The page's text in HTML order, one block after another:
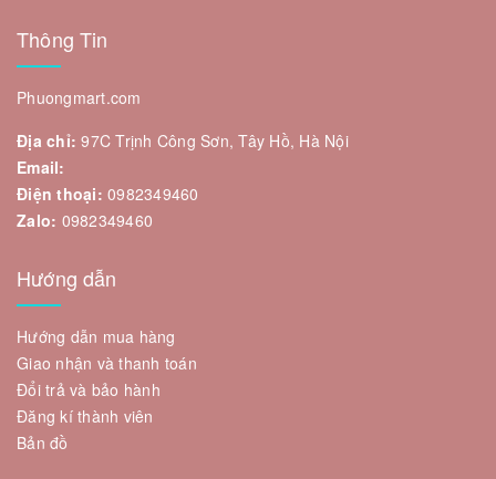
Thông Tin
Phuongmart.com
Địa chỉ: 97C Trịnh Công Sơn, Tây Hồ, Hà Nội
Email:
Điện thoại: 0982349460
Zalo: 0982349460
Hướng dẫn
Hướng dẫn mua hàng
Giao nhận và thanh toán
Đổi trả và bảo hành
Đăng kí thành viên
Bản đồ